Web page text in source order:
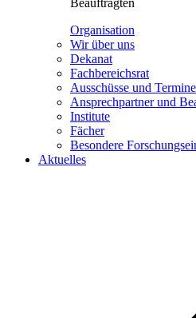
Beauftragten
Organisation
Wir über uns
Dekanat
Fachbereichsrat
Ausschüsse und Termine
Ansprechpartner und
Institute
Fächer
Besondere
Aktuelles